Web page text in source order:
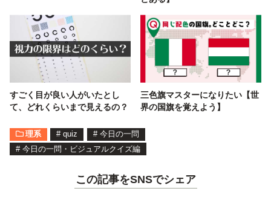
すごく目が良い人がいたとし
て、どれくらいまで見えるの？
三色旗マスターになりたい【世
界の国旗を覚えよう】
理系 # quiz # 今日の一問
# 今日の一問・ビジュアルクイズ編
この記事をSNSでシェア